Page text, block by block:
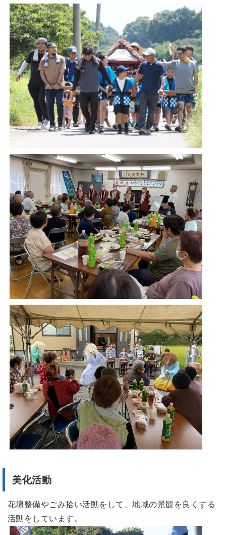
美化活動
花壇整備やごみ拾い活動をして、地域の景観を良くする
活動をしています。